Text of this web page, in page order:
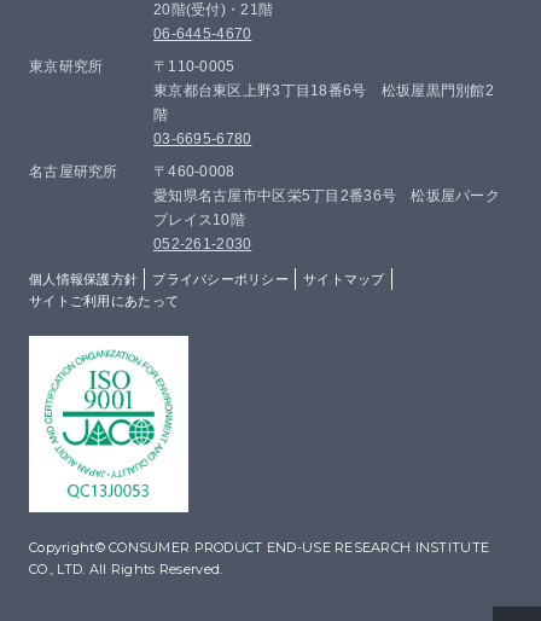
20階(受付)・21階
06-6445-4670
東京研究所
〒110-0005
東京都台東区上野3丁目18番6号 松坂屋黒門別館2
階
03-6695-6780
名古屋研究所
〒460-0008
愛知県名古屋市中区栄5丁目2番36号 松坂屋パーク
プレイス10階
052-261-2030
個人情報保護方針 プライバシーポリシー
サイトマップ
サイトご利用にあたって
Copyright© CONSUMER PRODUCT END-USE RESEARCH INSTITUTE
CO., LTD. All Rights Reserved.